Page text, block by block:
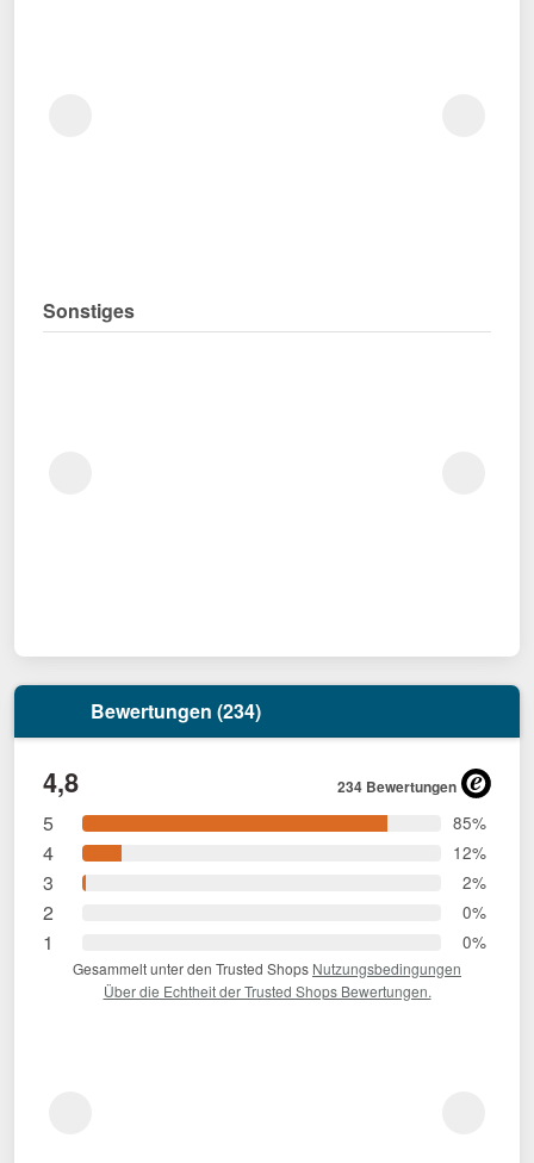
Sonstiges
Bewertungen (234)
4,8 234 Bewertungen
5 85%
4 12%
3 2%
2 0%
1 0%
Gesammelt unter den Trusted Shops Nutzungsbedingungen
Über die Echtheit der Trusted Shops Bewertungen.